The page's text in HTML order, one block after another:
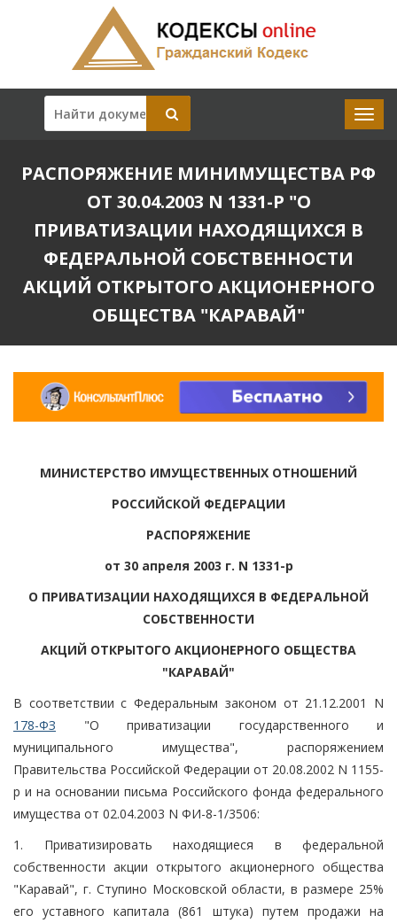
РАСПОРЯЖЕНИЕ МИНИМУЩЕСТВА РФ
ОТ 30.04.2003 N 1331-Р "О
ПРИВАТИЗАЦИИ НАХОДЯЩИХСЯ В
ФЕДЕРАЛЬНОЙ СОБСТВЕННОСТИ
АКЦИЙ ОТКРЫТОГО АКЦИОНЕРНОГО
ОБЩЕСТВА "КАРАВАЙ"
МИНИСТЕРСТВО ИМУЩЕСТВЕННЫХ ОТНОШЕНИЙ
РОССИЙСКОЙ ФЕДЕРАЦИИ
РАСПОРЯЖЕНИЕ
от 30 апреля 2003 г. N 1331-р
О ПРИВАТИЗАЦИИ НАХОДЯЩИХСЯ В ФЕДЕРАЛЬНОЙ
СОБСТВЕННОСТИ
АКЦИЙ ОТКРЫТОГО АКЦИОНЕРНОГО ОБЩЕСТВА
"КАРАВАЙ"
В соответствии с Федеральным законом от 21.12.2001 N
178-ФЗ "О приватизации государственного и
муниципального имущества", распоряжением
Правительства Российской Федерации от 20.08.2002 N 1155-
р и на основании письма Российского фонда федерального
имущества от 02.04.2003 N ФИ-8-1/3506:
1. Приватизировать находящиеся в федеральной
собственности акции открытого акционерного общества
"Каравай", г. Ступино Московской области, в размере 25%
его уставного капитала (861 штука) путем продажи на